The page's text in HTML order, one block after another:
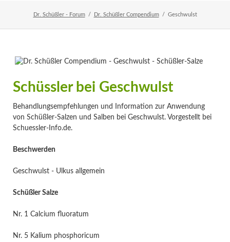
Home Veranstaltungen
Newsletter
Dr. Schüßler - Forum Dr. Schüßler Compendium Geschwulst
Schüssler bei Geschwulst
Behandlungsempfehlungen und Information zur Anwendung
von Schüßler-Salzen und Salben bei Geschwulst. Vorgestellt bei
Schuessler-Info.de.
Beschwerden
Geschwulst - Ulkus allgemein
Schüßler Salze
Nr. 1 Calcium fluoratum
Nr. 5 Kalium phosphoricum